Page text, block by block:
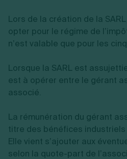
Lors de la création de la
opter pour le régime de
n’est valable que pour les
Lorsque la SARL est
est à opérer entre le gérant
associé.
La rémunération du gérant
titre des bénéfices industriels
Elle vient s’ajouter aux
selon la quote-part de